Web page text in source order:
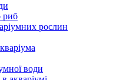
риб
рослин
води